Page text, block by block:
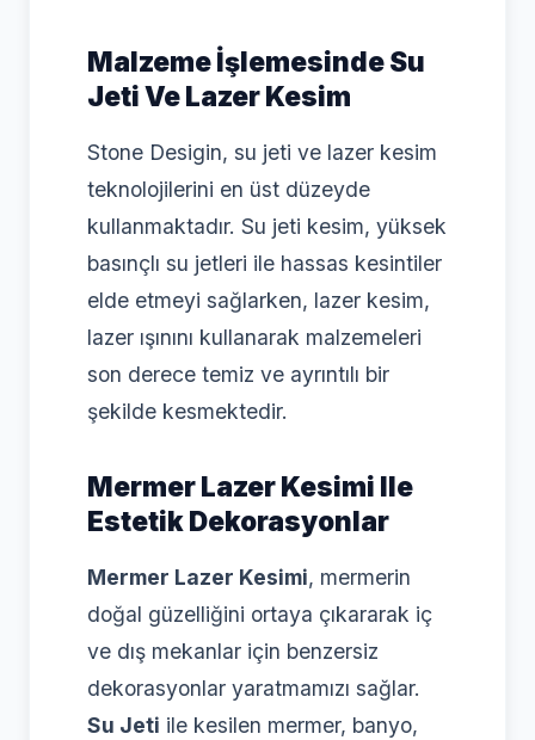
Malzeme İşlemesinde Su
Jeti Ve Lazer Kesim
Stone Desigin, su jeti ve lazer kesim
teknolojilerini en üst düzeyde
kullanmaktadır. Su jeti kesim, yüksek
basınçlı su jetleri ile hassas kesintiler
elde etmeyi sağlarken, lazer kesim,
lazer ışınını kullanarak malzemeleri
son derece temiz ve ayrıntılı bir
şekilde kesmektedir.
Mermer Lazer Kesimi Ile
Estetik Dekorasyonlar
Mermer Lazer Kesimi, mermerin
doğal güzelliğini ortaya çıkararak iç
ve dış mekanlar için benzersiz
dekorasyonlar yaratmamızı sağlar.
Su Jeti ile kesilen mermer, banyo,